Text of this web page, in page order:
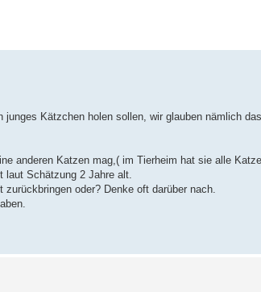
Kätzchen holen sollen, wir glauben nämlich
anderen Katzen mag,( im Tierheim hat sie alle
Schätzung 2 Jahre alt.
oder? Denke oft darüber nach.